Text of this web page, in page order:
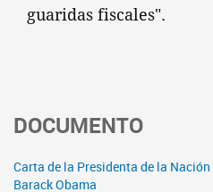
guaridas fiscales".
DOCUMENTO
Carta de la Presidenta de la
Barack Obama